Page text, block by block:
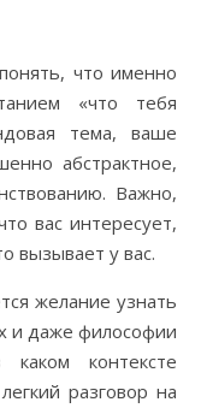
что именно
«что тебя
тема, ваше
абстрактное,
Важно,
вас интересует,
вызывает у вас.
желание узнать
и даже философии
контексте
разговор на